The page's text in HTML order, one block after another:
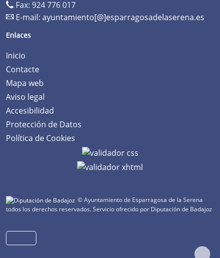
Fax: 924 776 017
E-mail: ayuntamiento[@]esparragosadelaserena.es
Enlaces
Inicio
Contacte
Mapa web
Aviso legal
Accesibilidad
Protección de Datos
Política de Cookies
© Ayuntamiento de Esparragosa de la Serena
todos los derechos reservados.Servicio ofrecido por Diputación de Badajoz